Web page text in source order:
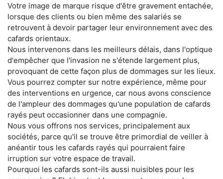
Votre image de marque risque d'être gravement entachée,
lorsque des clients ou bien même des salariés se
retrouvent à devoir partager leur environnement avec des
cafards orientaux.
Nous intervenons dans les meilleurs délais, dans l'optique
d'empêcher que l'invasion ne s'étende largement plus,
provoquant de cette façon plus de dommages sur les lieux.
Vous pourrez compter sur notre expérience, même pour
des interventions en urgence, car nous avons conscience
de l'ampleur des dommages qu'une population de cafards
rayés peut occasionner dans une compagnie.
Nous vous offrons nos services, principalement aux
sociétés, parce qu'il se trouve être primordial de veiller à
anéantir tous les cafards rayés qui pourraient faire
irruption sur votre espace de travail.
Pourquoi les cafards sont-ils aussi nuisibles pour les